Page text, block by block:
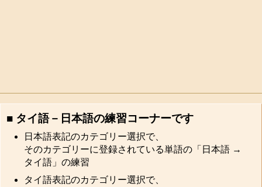
■ タイ語－日本語の練習コーナーです
日本語表記のカテゴリー選択で、
そのカテゴリーに登録されている単語の「日本語 →
タイ語」の練習
タイ語表記のカテゴリー選択で、